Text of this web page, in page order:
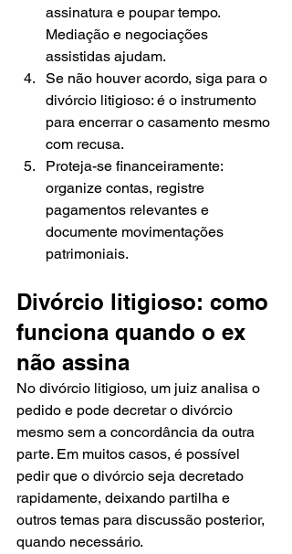
assinatura e poupar tempo.
Mediação e negociações
assistidas ajudam.
Se não houver acordo, siga para o
divórcio litigioso: é o instrumento
para encerrar o casamento mesmo
com recusa.
Proteja-se financeiramente:
organize contas, registre
pagamentos relevantes e
documente movimentações
patrimoniais.
Divórcio litigioso: como
funciona quando o ex
não assina
No divórcio litigioso, um juiz analisa o
pedido e pode decretar o divórcio
mesmo sem a concordância da outra
parte. Em muitos casos, é possível
pedir que o divórcio seja decretado
rapidamente, deixando partilha e
outros temas para discussão posterior,
quando necessário.